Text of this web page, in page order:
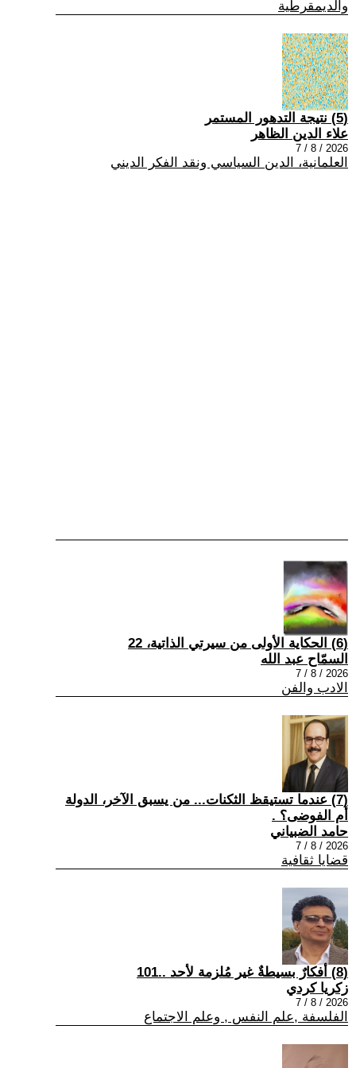
والديمقرطية
(5) نتيجة التدهور المستمر
علاء الدين الظاهر
2026 / 8 / 7
العلمانية، الدين السياسي ونقد الفكر الديني
(6) الحكاية الأولى من سيرتي الذاتية، 22
السمّاح عبد الله
2026 / 8 / 7
الادب والفن
(7) عندما تستيقظ الثكنات... من يسبق الآخر، الدولة
أم الفوضى؟ .
حامد الضبياني
2026 / 8 / 7
قضايا ثقافية
(8) أفكارٌ بسيطةٌ غير مُلزمة لأحد ..101
زكريا كردي
2026 / 8 / 7
الفلسفة ,علم النفس , وعلم الاجتماع